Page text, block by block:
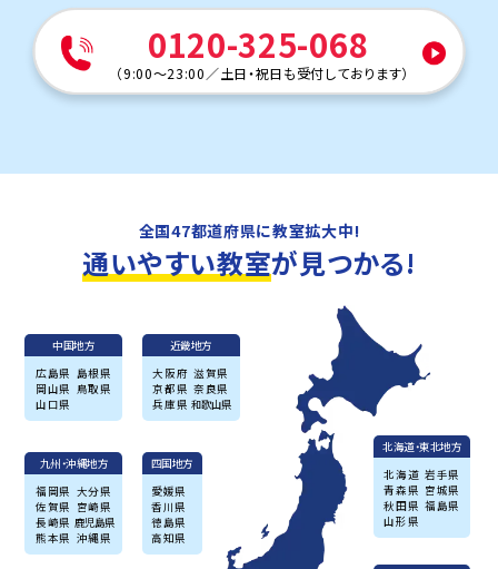
0120-325-068
（9:00～23:00 ／土日・祝日も受付しております）
全国47都道府県に教室拡大中!
通いやすい教室が見つかる!
北海道・東北地方
北海道 岩手県
青森県 宮城県
秋田県 福島県
山形県
近畿地方
大阪府 滋賀県
京都県 奈良県
兵庫県 和歌山県
中国地方
広島県 島根県
岡山県 鳥取県
山口県
四国地方
愛媛県
香川県
徳島県
高知県
九州・沖縄地方
福岡県 大分県
佐賀県 宮崎県
長崎県 鹿児島県
熊本県 沖縄県